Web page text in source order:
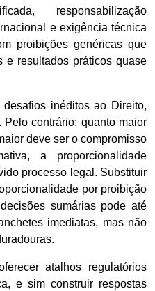
responsabilização
e exigência técnica
proibições genéricas que
e resultados práticos quase
inéditos ao Direito,
contrário: quanto maior
deve ser o compromisso
a proporcionalidade
processo legal. Substituir
por proibição
sumárias pode até
imediatas, mas não
atalhos regulatórios
e sim construir respostas